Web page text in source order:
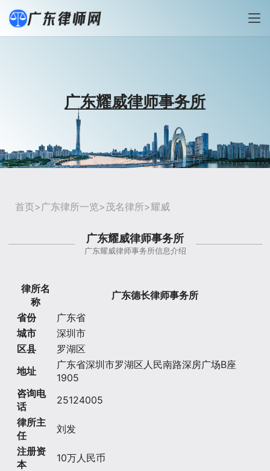
广东耀威律师事务所
首页> 广东律所一览>茂名律所>耀威
广东耀威律师事务所
广东耀威律师事务所信息介绍
律所名
称
广东德长律师事务所
省份
广东省
城市
深圳市
区县
罗湖区
地址
广东省深圳市罗湖区人民南路深房广场B座
1905
咨询电
话
25124005
律所主
任
刘发
注册资
本
10万人民币